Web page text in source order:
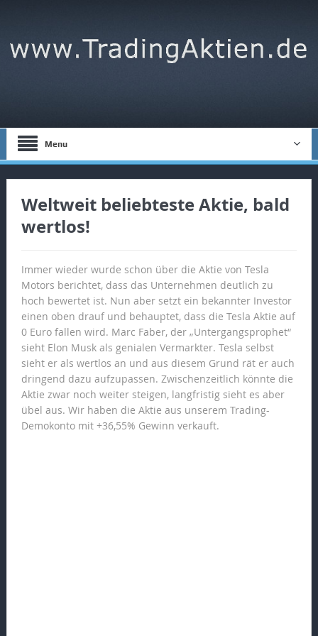
Menu
Weltweit beliebteste Aktie, bald
wertlos!
Immer wieder wurde schon über die Aktie von Tesla
Motors berichtet, dass das Unternehmen deutlich zu
hoch bewertet ist. Nun aber setzt ein bekannter Investor
einen oben drauf und behauptet, dass die Tesla Aktie auf
0 Euro fallen wird. Marc Faber, der „Untergangsprophet“
sieht Elon Musk als genialen Vermarkter. Tesla selbst
sieht er als wertlos an und aus diesem Grund rät er auch
dringend dazu aufzupassen. Zwischenzeitlich könnte die
Aktie zwar noch weiter steigen, langfristig sieht es aber
übel aus. Wir haben die Aktie aus unserem Trading-
Demokonto mit +36,55% Gewinn verkauft.